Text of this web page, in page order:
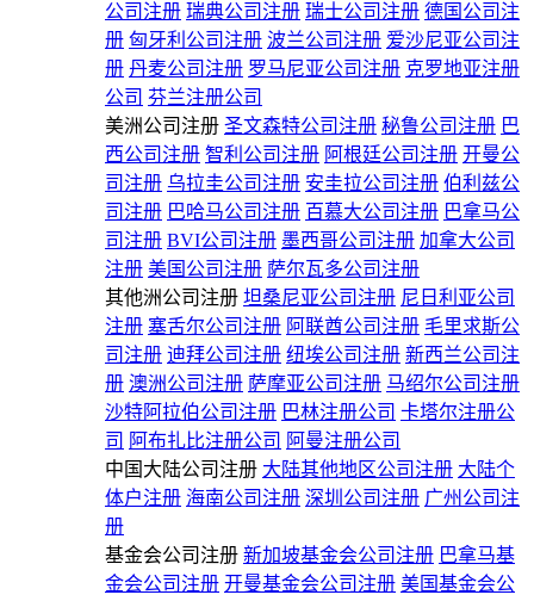
公司注册 瑞典公司注册 瑞士公司注册 德国公司注
册 匈牙利公司注册 波兰公司注册 爱沙尼亚公司注
册 丹麦公司注册 罗马尼亚公司注册 克罗地亚注册
公司 芬兰注册公司
美洲公司注册 圣文森特公司注册 秘鲁公司注册 巴
西公司注册 智利公司注册 阿根廷公司注册 开曼公
司注册 乌拉圭公司注册 安圭拉公司注册 伯利兹公
司注册 巴哈马公司注册 百慕大公司注册 巴拿马公
司注册 BVI公司注册 墨西哥公司注册 加拿大公司
注册 美国公司注册 萨尔瓦多公司注册
其他洲公司注册 坦桑尼亚公司注册 尼日利亚公司
注册 塞舌尔公司注册 阿联酋公司注册 毛里求斯公
司注册 迪拜公司注册 纽埃公司注册 新西兰公司注
册 澳洲公司注册 萨摩亚公司注册 马绍尔公司注册
沙特阿拉伯公司注册 巴林注册公司 卡塔尔注册公
司 阿布扎比注册公司 阿曼注册公司
中国大陆公司注册 大陆其他地区公司注册 大陆个
体户注册 海南公司注册 深圳公司注册 广州公司注
册
基金会公司注册 新加坡基金会公司注册 巴拿马基
金会公司注册 开曼基金会公司注册 美国基金会公